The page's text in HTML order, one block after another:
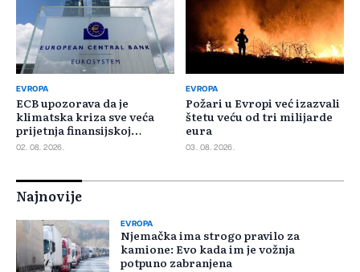
EVROPA
ECB upozorava da je
klimatska kriza sve veća
prijetnja finansijskoj
stabilnosti
02. 08. 2026.
EVROPA
Požari u Evropi već izazvali
štetu veću od tri milijarde
eura
03. 08. 2026.
Najnovije
EVROPA
Njemačka ima strogo pravilo za
kamione: Evo kada im je vožnja
potpuno zabranjena